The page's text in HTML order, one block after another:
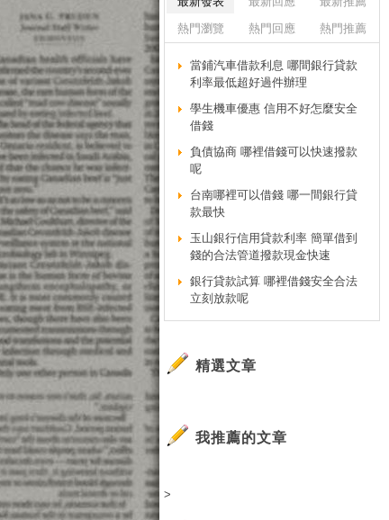
熱門瀏覽
熱門回應 熱門推薦
當鋪汽車借款利息 哪間銀行貸款
利率最低超好過件辦理
學生機車優惠 信用不好怎麼安全
借錢
負債協商 哪裡借錢可以快速撥款
呢
台南哪裡可以借錢 哪一間銀行貸
款最快
玉山銀行信用貸款利率 簡單借到
錢的合法管道撥款現金快速
銀行貸款試算 哪裡借錢安全合法
立刻放款呢
精選文章
我推薦的文章
>